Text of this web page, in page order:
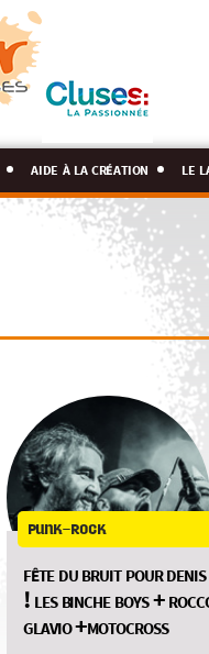
aide à la création le
punk-rock
fête du bruit pour denis
! les binche boys +
glavio +motocross